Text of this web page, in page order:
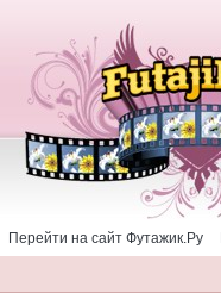
Перейти на сайт Футажик.Ру